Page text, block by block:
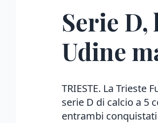
Serie D,
Udine
TRIESTE. La
serie D di calcio a 5
entrambi